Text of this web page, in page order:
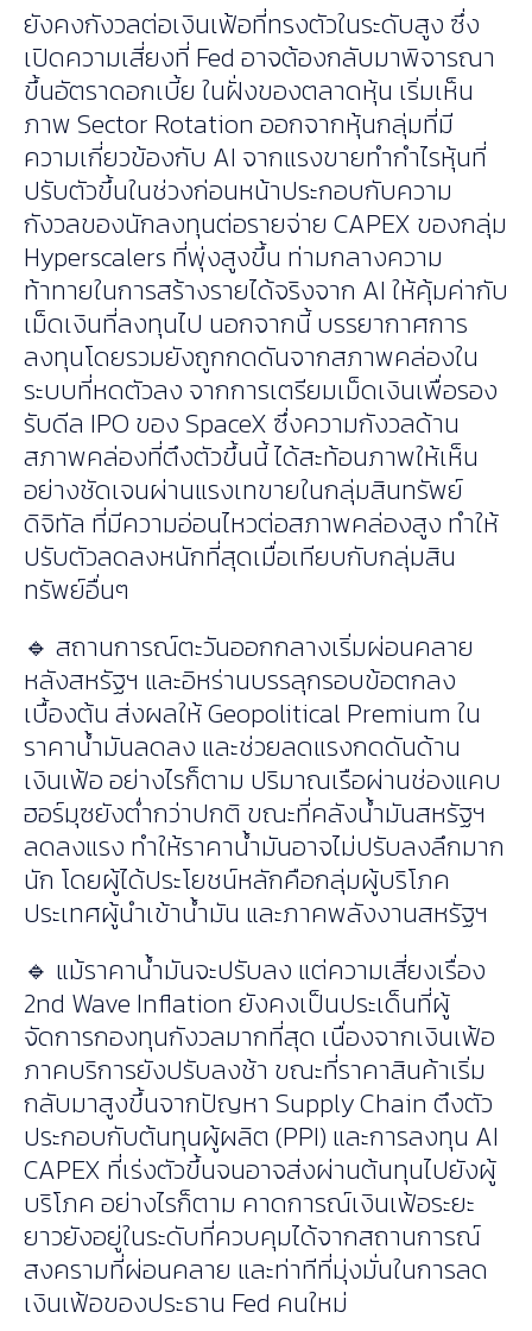
ยังคงกังวลต่อเงินเฟ้อที่ทรงตัวในระดับสูง ซึ่ง
เปิดความเสี่ยงที่ Fed อาจต้องกลับมาพิจารณา
ขึ้นอัตราดอกเบี้ย ในฝั่งของตลาดหุ้น เริ่มเห็น
ภาพ Sector Rotation ออกจากหุ้นกลุ่มที่มี
ความเกี่ยวข้องกับ AI จากแรงขายทำกำไรหุ้นที่
ปรับตัวขึ้นในช่วงก่อนหน้าประกอบกับความ
กังวลของนักลงทุนต่อรายจ่าย CAPEX ของกลุ่ม
Hyperscalers ที่พุ่งสูงขึ้น ท่ามกลางความ
ท้าทายในการสร้างรายได้จริงจาก AI ให้คุ้มค่ากับ
เม็ดเงินที่ลงทุนไป นอกจากนี้ บรรยากาศการ
ลงทุนโดยรวมยังถูกกดดันจากสภาพคล่องใน
ระบบที่หดตัวลง จากการเตรียมเม็ดเงินเพื่อรอง
รับดีล IPO ของ SpaceX ซึ่งความกังวลด้าน
สภาพคล่องที่ตึงตัวขึ้นนี้ ได้สะท้อนภาพให้เห็น
อย่างชัดเจนผ่านแรงเทขายในกลุ่มสินทรัพย์
ดิจิทัล ที่มีความอ่อนไหวต่อสภาพคล่องสูง ทำให้
ปรับตัวลดลงหนักที่สุดเมื่อเทียบกับกลุ่มสิน
ทรัพย์อื่นๆ
🔹 สถานการณ์ตะวันออกกลางเริ่มผ่อนคลาย
หลังสหรัฐฯ และอิหร่านบรรลุกรอบข้อตกลง
เบื้องต้น ส่งผลให้ Geopolitical Premium ใน
ราคาน้ำมันลดลง และช่วยลดแรงกดดันด้าน
เงินเฟ้อ อย่างไรก็ตาม ปริมาณเรือผ่านช่องแคบ
ฮอร์มุซยังต่ำกว่าปกติ ขณะที่คลังน้ำมันสหรัฐฯ
ลดลงแรง ทำให้ราคาน้ำมันอาจไม่ปรับลงลึกมาก
นัก โดยผู้ได้ประโยชน์หลักคือกลุ่มผู้บริโภค
ประเทศผู้นำเข้าน้ำมัน และภาคพลังงานสหรัฐฯ
🔹 แม้ราคาน้ำมันจะปรับลง แต่ความเสี่ยงเรื่อง
2nd Wave Inflation ยังคงเป็นประเด็นที่ผู้
จัดการกองทุนกังวลมากที่สุด เนื่องจากเงินเฟ้อ
ภาคบริการยังปรับลงช้า ขณะที่ราคาสินค้าเริ่ม
กลับมาสูงขึ้นจากปัญหา Supply Chain ตึงตัว
ประกอบกับต้นทุนผู้ผลิต (PPI) และการลงทุน AI
CAPEX ที่เร่งตัวขึ้นจนอาจส่งผ่านต้นทุนไปยังผู้
บริโภค อย่างไรก็ตาม คาดการณ์เงินเฟ้อระยะ
ยาวยังอยู่ในระดับที่ควบคุมได้จากสถานการณ์
สงครามที่ผ่อนคลาย และท่าทีที่มุ่งมั่นในการลด
เงินเฟ้อของประธาน Fed คนใหม่